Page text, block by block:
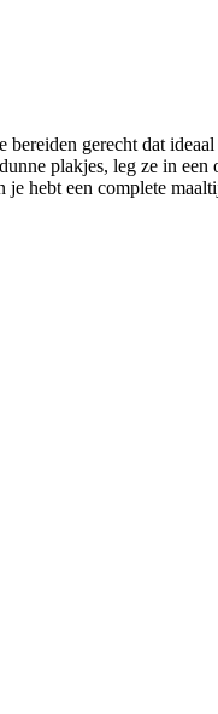
gerecht dat
plakjes, leg ze in
je hebt een complete